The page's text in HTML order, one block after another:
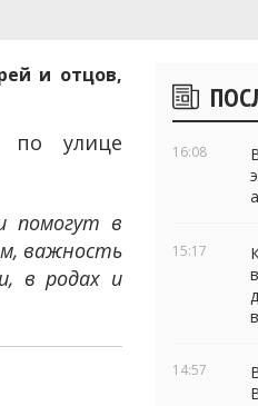
и отцов,
по улице
помогут в
важность
в родах и
Боковые
виджеты
16:08
15:17
14:57